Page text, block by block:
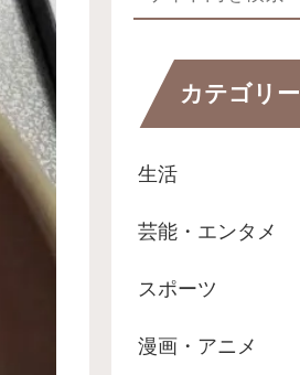
カテゴリー
生活
芸能・エンタメ
スポーツ
漫画・アニメ